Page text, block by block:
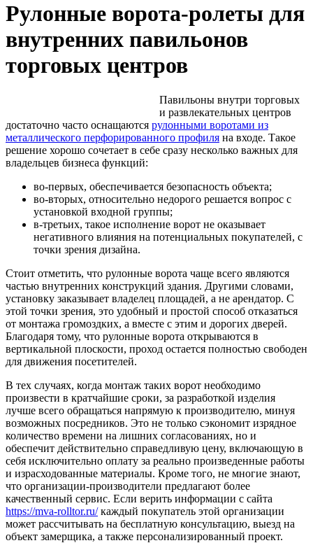
Рулонные ворота-ролеты для
внутренних павильонов
торговых центров
Павильоны внутри торговых
и развлекательных центров
достаточно часто оснащаются рулонными воротами из
металлического перфорированного профиля на входе. Такое
решение хорошо сочетает в себе сразу несколько важных для
владельцев бизнеса функций:
во-первых, обеспечивается безопасность объекта;
во-вторых, относительно недорого решается вопрос с
установкой входной группы;
в-третьих, такое исполнение ворот не оказывает
негативного влияния на потенциальных покупателей, с
точки зрения дизайна.
Стоит отметить, что рулонные ворота чаще всего являются
частью внутренних конструкций здания. Другими словами,
установку заказывает владелец площадей, а не арендатор. С
этой точки зрения, это удобный и простой способ отказаться
от монтажа громоздких, а вместе с этим и дорогих дверей.
Благодаря тому, что рулонные ворота открываются в
вертикальной плоскости, проход остается полностью свободен
для движения посетителей.
В тех случаях, когда монтаж таких ворот необходимо
произвести в кратчайшие сроки, за разработкой изделия
лучше всего обращаться напрямую к производителю, минуя
возможных посредников. Это не только сэкономит изрядное
количество времени на лишних согласованиях, но и
обеспечит действительно справедливую цену, включающую в
себя исключительно оплату за реально произведенные работы
и израсходованные материалы. Кроме того, не многие знают,
что организации-производители предлагают более
качественный сервис. Если верить информации с сайта
https://mva-rolltor.ru/каждый покупатель этой организации
может рассчитывать на бесплатную консультацию, выезд на
объект замерщика, а также персонализированный проект.